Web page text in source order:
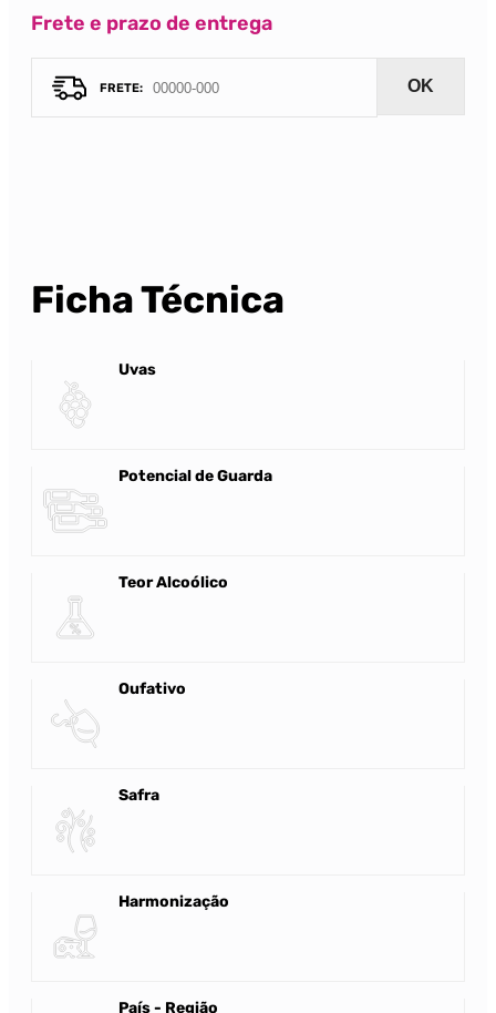
Frete e prazo de entrega
OK
Ficha Técnica
Uvas
Potencial de Guarda
Teor Alcoólico
Oufativo
Safra
Harmonização
País - Região